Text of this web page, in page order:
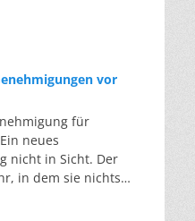
vor
für
neues
nicht in Sicht. Der
in dem sie nichts